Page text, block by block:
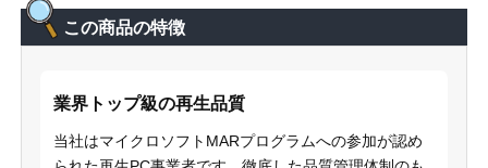
この商品の特徴
業界トップ級の再生品質
当社はマイクロソフトMARプログラムへの参加が認め